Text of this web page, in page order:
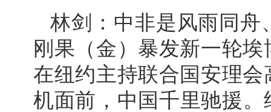
林剑：中非是风雨同舟
刚果（金）暴发新一轮
在纽约主持联合国安理
机面前，中国千里驰援